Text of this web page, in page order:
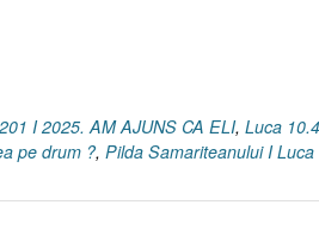
201 I 2025. AM AJUNS CA ELI, Luca
pe drum ?, Pilda Samariteanului I